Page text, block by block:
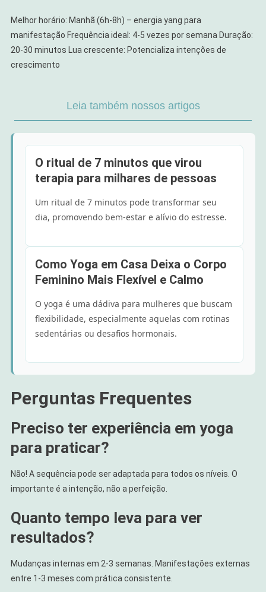
Melhor horário: Manhã (6h-8h) – energia yang para
manifestação Frequência ideal: 4-5 vezes por semana Duração:
20-30 minutos Lua crescente: Potencializa intenções de
crescimento
Leia também nossos artigos
O ritual de 7 minutos que virou
terapia para milhares de pessoas
Um ritual de 7 minutos pode transformar seu
dia, promovendo bem-estar e alívio do estresse.
Como Yoga em Casa Deixa o Corpo
Feminino Mais Flexível e Calmo
O yoga é uma dádiva para mulheres que buscam
flexibilidade, especialmente aquelas com rotinas
sedentárias ou desafios hormonais.
Perguntas Frequentes
Preciso ter experiência em yoga
para praticar?
Não! A sequência pode ser adaptada para todos os níveis. O
importante é a intenção, não a perfeição.
Quanto tempo leva para ver
resultados?
Mudanças internas em 2-3 semanas. Manifestações externas
entre 1-3 meses com prática consistente.